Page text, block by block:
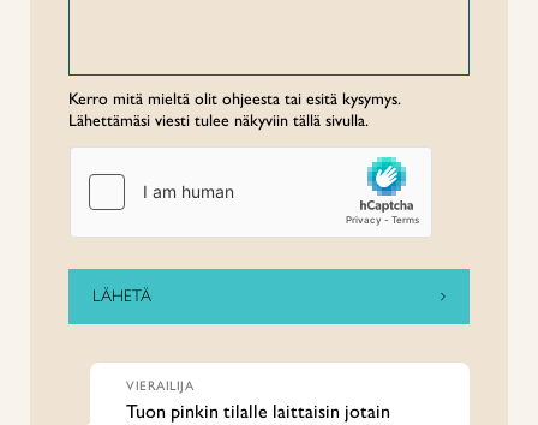
Kerro mitä mieltä olit ohjeesta tai esitä kysymys.
Lähettämäsi viesti tulee näkyviin tällä sivulla.
VIERAILIJA
Tuon pinkin tilalle laittaisin jotain